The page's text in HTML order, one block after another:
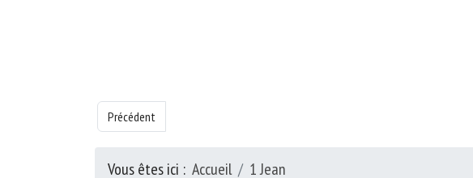
Article précédent : Livre de la 1 Jean - Chapitre 2
Précédent
Vous êtes ici : Accueil 1 Jean